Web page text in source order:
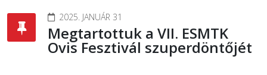
2025. JANUÁR 31
Megtartottuk a VII. ESMTK
Ovis Fesztivál szuperdöntőjét